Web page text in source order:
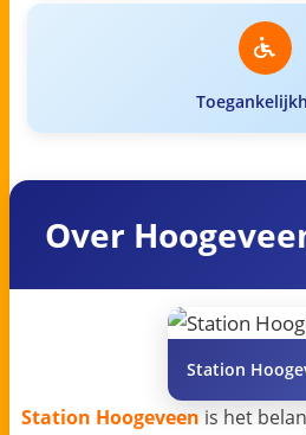
Over
Station
Station Hoogeveen is het